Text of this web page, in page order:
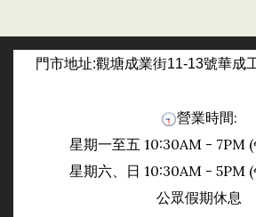
門市地址:觀塘成業街11-13號華成
營業時間:
星期一至五 10:30AM - 7PM
星期六、 日 10:30AM - 5PM
公眾假期休息